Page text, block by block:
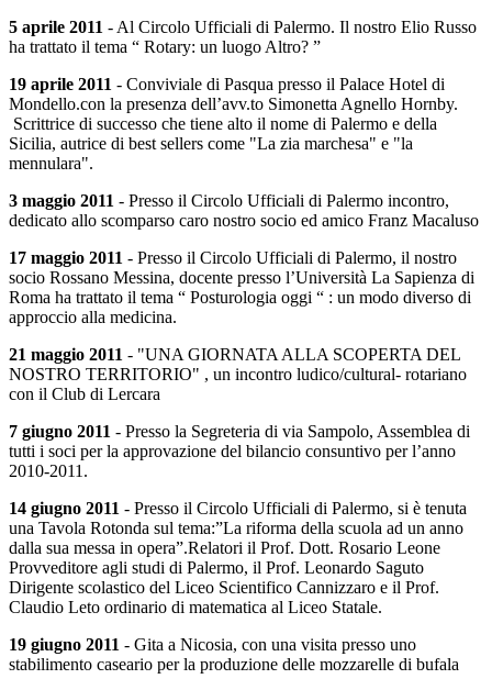
5 aprile 2011 - Al Circolo Ufficiali di Palermo. Il nostro Elio Russo
ha trattato il tema “ Rotary: un luogo Altro? ”
19 aprile 2011 - Conviviale di Pasqua presso il Palace Hotel di
Mondello.con la presenza dell’avv.to Simonetta Agnello Hornby.
Scrittrice di successo che tiene alto il nome di Palermo e della
Sicilia, autrice di best sellers come "La zia marchesa" e "la
mennulara".
3 maggio 2011 - Presso il Circolo Ufficiali di Palermo incontro,
dedicato allo scomparso caro nostro socio ed amico Franz Macaluso
17 maggio 2011 - Presso il Circolo Ufficiali di Palermo, il nostro
socio Rossano Messina, docente presso l’Università La Sapienza di
Roma ha trattato il tema “ Posturologia oggi “ : un modo diverso di
approccio alla medicina.
21 maggio 2011 - "UNA GIORNATA ALLA SCOPERTA DEL
NOSTRO TERRITORIO" , un incontro ludico/cultural- rotariano
con il Club di Lercara
7 giugno 2011 - Presso la Segreteria di via Sampolo, Assemblea di
tutti i soci per la approvazione del bilancio consuntivo per l’anno
2010-2011.
14 giugno 2011 - Presso il Circolo Ufficiali di Palermo, si è tenuta
una Tavola Rotonda sul tema:”La riforma della scuola ad un anno
dalla sua messa in opera”.Relatori il Prof. Dott. Rosario Leone
Provveditore agli studi di Palermo, il Prof. Leonardo Saguto
Dirigente scolastico del Liceo Scientifico Cannizzaro e il Prof.
Claudio Leto ordinario di matematica al Liceo Statale.
19 giugno 2011 - Gita a Nicosia, con una visita presso uno
stabilimento caseario per la produzione delle mozzarelle di bufala